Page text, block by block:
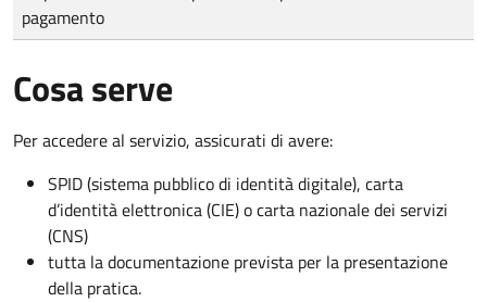
pagamento
Cosa serve
Per accedere al servizio, assicurati di avere:
SPID (sistema pubblico di identità digitale), carta
d’identità elettronica (CIE) o carta nazionale dei servizi
(CNS)
tutta la documentazione prevista per la presentazione
della pratica.